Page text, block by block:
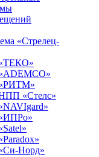
«Стрелец-
«РИТМ»
«Стелс»
Норд»